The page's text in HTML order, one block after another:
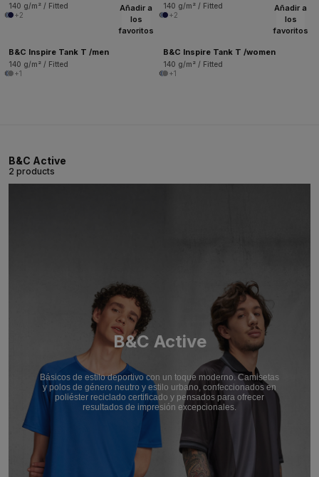
140 g/m² / Fitted
+2
140 g/m² / Fitted
+2
Añadir a
los
favoritos
B&C Inspire Tank T /men
140 g/m² / Fitted
+1
Añadir a
los
favoritos
B&C Inspire Tank T /women
140 g/m² / Fitted
+1
B&C Active
2 products
B&C Active
Básicos de estilo deportivo con un toque moderno. Camisetas
y polos de género neutro y estilo urbano, confeccionados en
poliéster reciclado certificado y pensados para ofrecer
resultados de impresión excepcionales.